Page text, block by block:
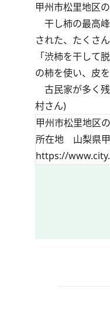
甲州市松里地区
干し柿の最高
された、たくさ
「渋柿を干して
の柿を使い、皮
古民家が多く
村さん)
甲州市松里地区
所在地 山梨県
https://